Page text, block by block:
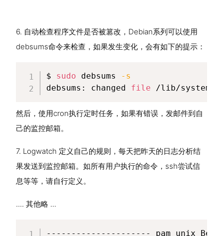
6. 自动检查程序文件是否被篡改，Debian系列可以使用
debsums命令来检查，如果发生变化，会有如下的提示：
$ sudo debsums
-s
debsums: changed file /lib/systemd/
然后，使用cron执行定时任务，如果有错误，发邮件到自
己的监控邮箱。
7. Logwatch 定义自己的规则，每天把昨天的日志分析结
果发送到监控邮箱。如所有用户执行的命令，ssh尝试信
息等等，请自行定义。
.... 其他略 ...
--------------------- pam_unix